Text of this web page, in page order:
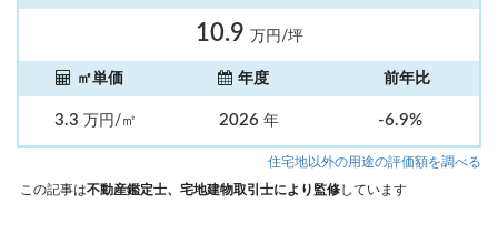
10.9 万円/坪
㎡単価 年度 前年比
3.3 万円/㎡ 2026 年 -6.9%
住宅地以外の用途の評価額を調べる
この記事は不動産鑑定士、宅地建物取引士により監修しています